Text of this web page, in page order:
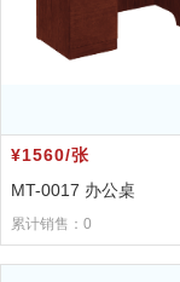
¥1560/张
MT-0017 办公桌
累计销售：0